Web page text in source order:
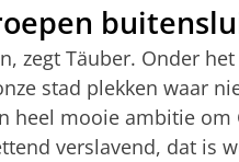
zegt Täuber. Onder
stad plekken waar
heel mooie ambitie
verslavend, dat is